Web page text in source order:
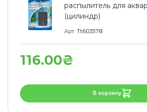
распылитель для
(цилиндр)
Арт Tt603578
116.00₴
В корзину